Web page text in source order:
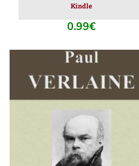
Kindle
0.99€
AJOUTER AU PANIER
DÉTAILS